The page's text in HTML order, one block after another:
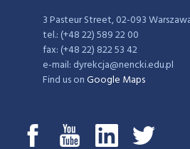
3 Pasteur Street, 02-093
tel.: (+48 22) 589 22 00
fax: (+48 22) 822 53 42
e-mail: dyrekcja@nencki.edu.pl
Find us onGoogle Maps